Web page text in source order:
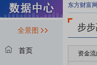
全景图
首页
东方财富网
步步
资金流